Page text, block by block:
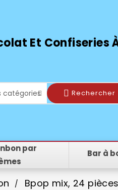
Et Confiseries
Rechercher
par
Bar à
Bpop mix, 24 pièces